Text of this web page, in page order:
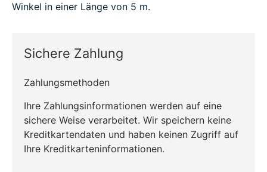
Winkel in einer Länge von 5 m.
Sichere Zahlung
Zahlungsmethoden
Ihre Zahlungsinformationen werden auf eine
sichere Weise verarbeitet. Wir speichern keine
Kreditkartendaten und haben keinen Zugriff auf
Ihre Kreditkarteninformationen.